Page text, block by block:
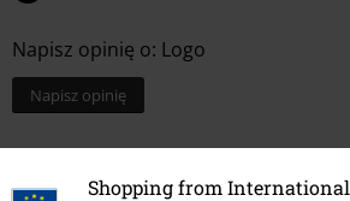
Shopping from International
Napisz opinię o: Logo
Napisz opinię